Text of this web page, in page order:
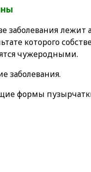
заболевания
которого
чужеродными.
заболевания.
формы